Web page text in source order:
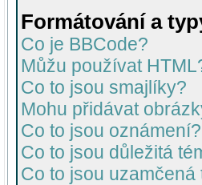
Formátování a
Co je BBCode?
Můžu používat
Co to jsou smajlíky?
Mohu přidávat
Co to jsou oznámení?
Co to jsou důležitá
Co to jsou uzamčená